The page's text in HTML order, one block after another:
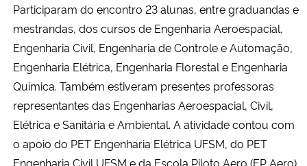
Planalto
Participaram do encontro 23 alunas, entre graduandas e
mestrandas, dos cursos de Engenharia Aeroespacial,
Engenharia Civil, Engenharia de Controle e Automação,
Engenharia Elétrica, Engenharia Florestal e Engenharia
Química. Também estiveram presentes professoras
representantes das Engenharias Aeroespacial, Civil,
Elétrica e Sanitária e Ambiental. A atividade contou com
o apoio do PET Engenharia Elétrica UFSM, do PET
Engenharia Civil UFSM e da Escola Piloto Aero (EP Aero).